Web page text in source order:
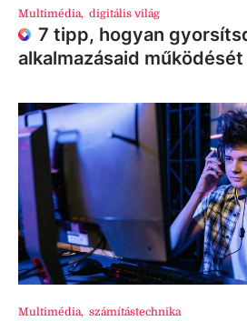
Multimédia, digitális világ
7 tipp, hogyan
alkalmazásaid működését
Multimédia, számítástechnika